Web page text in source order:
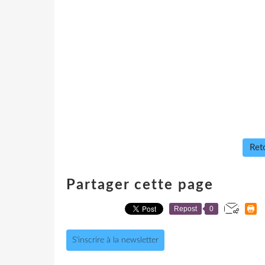
Partager cette page
Repost 0
S'inscrire à la newsletter